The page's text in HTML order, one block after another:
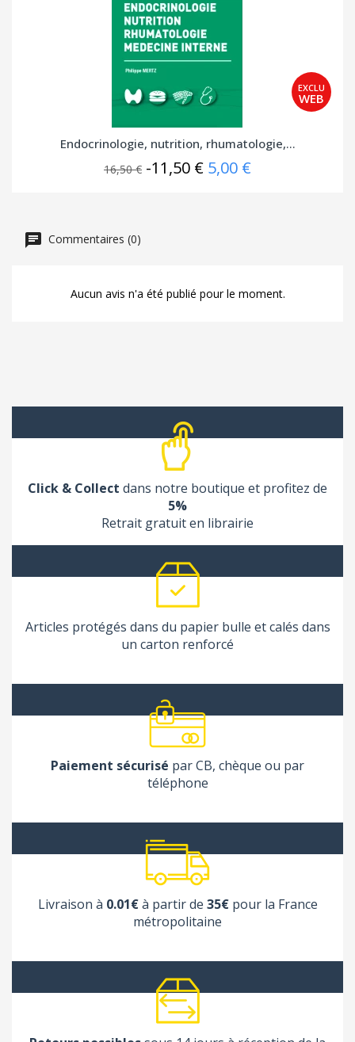
Endocrinologie, nutrition, rhumatologie,...
16,50 € -11,50 € 5,00 €
Commentaires (0)
Aucun avis n'a été publié pour le moment.
Click & Collect dans notre boutique et profitez de
5%
Retrait gratuit en librairie
Articles protégés dans du papier bulle et calés dans
un carton renforcé
Paiement sécurisé par CB, chèque ou par
téléphone
Livraison à 0.01€à partir de 35€pour la France
métropolitaine